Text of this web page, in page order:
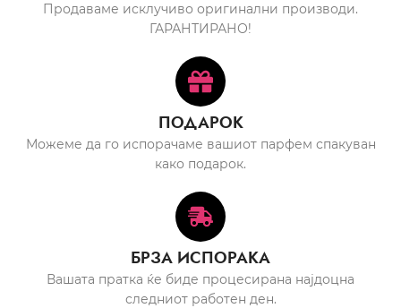
Продаваме исклучиво оригинални производи.
ГАРАНТИРАНО!
ПОДАРОК
Можеме да го испорачаме вашиот парфем спакуван
како подарок.
БРЗА ИСПОРАКА
Вашата пратка ќе биде процесирана најдоцна
следниот работен ден.